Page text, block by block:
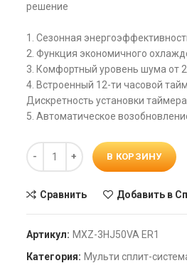
решение
1. Сезонная
2. Функция экономичного
3. Комфортный уровень шума от
4. Встроенный 12-ти часовой
Дискретность установки
5. Автоматическое
Количество
В КОРЗИНУ
Сравнить Добавить в
Артикул: MXZ-3HJ50VA ER1
Категория: Мульти сплит-